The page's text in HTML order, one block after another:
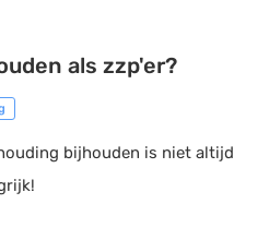
als zzp'er?
bijhouden is niet altijd